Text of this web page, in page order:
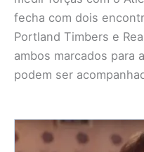
fecha com dois
Portland Timbers e
ambos marcados para
podem ser